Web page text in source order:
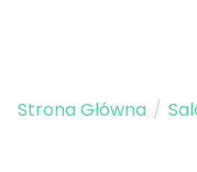
Strona Główna /